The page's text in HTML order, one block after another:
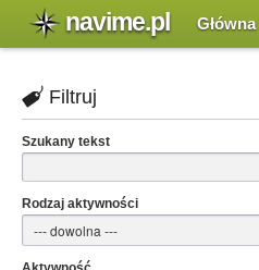
navime.pl Główna
Filtruj
Szukany tekst
Rodzaj aktywności